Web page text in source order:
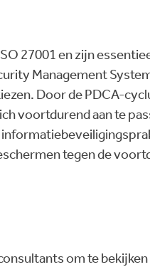
27001 en zijn
Management
Door de PDCA-
voortdurend aan te
tegen de
om te